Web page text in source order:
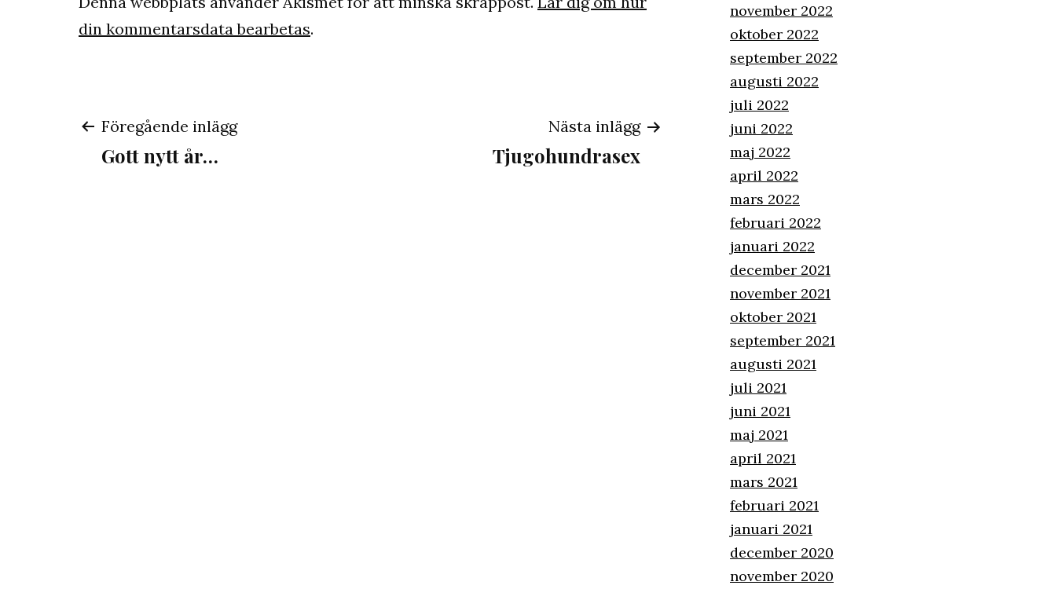
din kommentarsdata bearbetas.
Inläggsnavigering
Föregående inlägg
Gott nytt år…
Nästa inlägg
Tjugohundrasex
november 2022
oktober 2022
september 2022
augusti 2022
juli 2022
juni 2022
maj 2022
april 2022
mars 2022
februari 2022
januari 2022
december 2021
november 2021
oktober 2021
september 2021
augusti 2021
juli 2021
juni 2021
maj 2021
april 2021
mars 2021
februari 2021
januari 2021
december 2020
november 2020